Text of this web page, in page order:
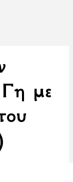
με